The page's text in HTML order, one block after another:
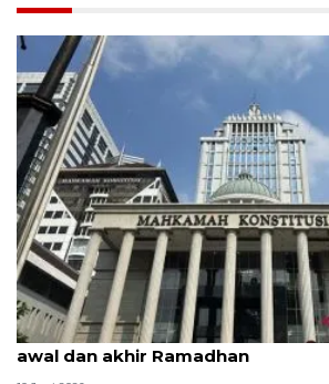
MK uji materi UU Peradilan
awal dan akhir Ramadhan